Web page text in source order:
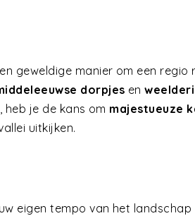
geweldige manier om een
dorpjes en
je de kans om majestueuze
uitkijken.
eigen tempo van het